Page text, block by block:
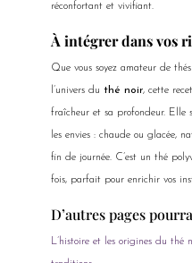
réconfortant et vivifiant.
À intégrer dans vos
Que vous soyez amateur de
l’univers du thé noir, cette
fraîcheur et sa profondeur. Elle
les envies : chaude ou glacée,
fin de journée. C’est un thé
fois, parfait pour enrichir vos
D’autres pages
L’histoire et les origines du thé